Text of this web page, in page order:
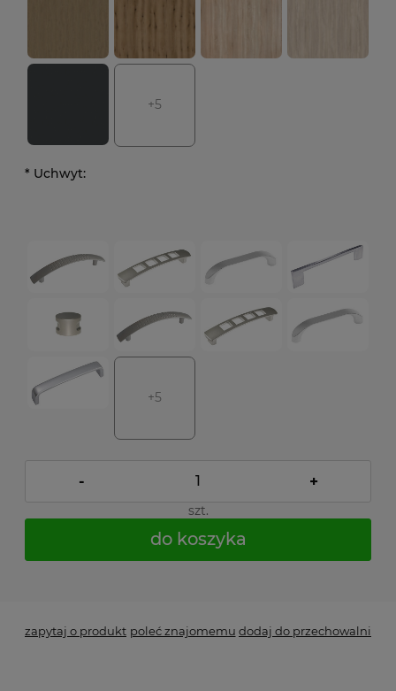
+5
* Uchwyt:
+5
- +
szt.
do koszyka
zapytaj o produkt poleć znajomemu dodaj do przechowalni